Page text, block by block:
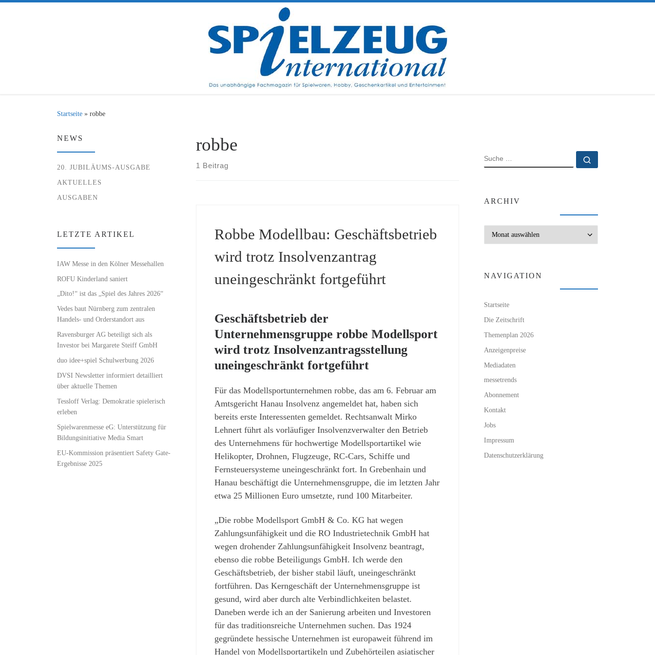
Startseite » robbe
robbe
1 Beitrag
Robbe Modellbau: Geschäftsbetrieb
wird trotz Insolvenzantrag
uneingeschränkt fortgeführt
Geschäftsbetrieb der
Unternehmensgruppe robbe Modellsport
wird trotz Insolvenzantragsstellung
uneingeschränkt fortgeführt
Für das Modellsportunternehmen robbe, das am 6. Februar am
Amtsgericht Hanau Insolvenz angemeldet hat, haben sich
bereits erste Interessenten gemeldet. Rechtsanwalt Mirko
Lehnert führt als vorläufiger Insolvenzverwalter den Betrieb
des Unternehmens für hochwertige Modellsportartikel wie
Helikopter, Drohnen, Flugzeuge, RC-Cars, Schiffe und
Fernsteuersysteme uneingeschränkt fort. In Grebenhain und
Hanau beschäftigt die Unternehmensgruppe, die im letzten Jahr
etwa 25 Millionen Euro umsetzte, rund 100 Mitarbeiter.
„Die robbe Modellsport GmbH & Co. KG hat wegen
Zahlungsunfähigkeit und die RO Industrietechnik GmbH hat
wegen drohender Zahlungsunfähigkeit Insolvenz beantragt,
ebenso die robbe Beteiligungs GmbH. Ich werde den
Geschäftsbetrieb, der bisher stabil läuft, uneingeschränkt
fortführen. Das Kerngeschäft der Unternehmensgruppe ist
gesund, wird aber durch alte Verbindlichkeiten belastet.
Daneben werde ich an der Sanierung arbeiten und Investoren
für das traditionsreiche Unternehmen suchen. Das 1924
gegründete hessische Unternehmen ist europaweit führend im
Handel von Modellsportartikeln und Zubehörteilen asiatischer
NEWS
20. JUBILÄUMS-AUSGABE
AKTUELLES
AUSGABEN
LETZTE ARTIKEL
IAW Messe in den Kölner Messehallen
ROFU Kinderland saniert
„Dito!“ ist das „Spiel des Jahres 2026“
Vedes baut Nürnberg zum zentralen
Handels- und Orderstandort aus
Ravensburger AG beteiligt sich als
Investor bei Margarete Steiff GmbH
duo idee+spiel Schulwerbung 2026
DVSI Newsletter informiert detailliert
über aktuelle Themen
Tessloff Verlag: Demokratie spielerisch
erleben
Spielwarenmesse eG: Unterstützung für
Bildungsinitiative Media Smart
EU-Kommission präsentiert Safety Gate-
Ergebnisse 2025
SUCHE
ARCHIV
NAVIGATION
Startseite
Die Zeitschrift
Themenplan 2026
Anzeigenpreise
Mediadaten
messetrends
Abonnement
Kontakt
Jobs
Impressum
Datenschutzerklärung